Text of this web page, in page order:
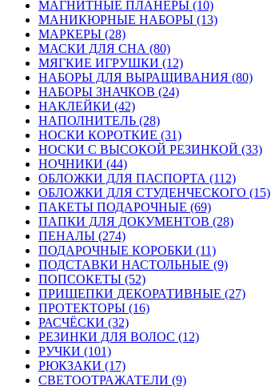
МАГНИТНЫЕ ПЛАНЕРЫ (10)
МАНИКЮРНЫЕ НАБОРЫ (13)
МАРКЕРЫ (28)
МАСКИ ДЛЯ СНА (80)
МЯГКИЕ ИГРУШКИ (12)
НАБОРЫ ДЛЯ ВЫРАЩИВАНИЯ (80)
НАБОРЫ ЗНАЧКОВ (24)
НАКЛЕЙКИ (42)
НАПОЛНИТЕЛЬ (28)
НОСКИ КОРОТКИЕ (31)
НОСКИ С ВЫСОКОЙ РЕЗИНКОЙ (33)
НОЧНИКИ (44)
ОБЛОЖКИ ДЛЯ ПАСПОРТА (112)
ОБЛОЖКИ ДЛЯ СТУДЕНЧЕСКОГО (15)
ПАКЕТЫ ПОДАРОЧНЫЕ (69)
ПАПКИ ДЛЯ ДОКУМЕНТОВ (28)
ПЕНАЛЫ (274)
ПОДАРОЧНЫЕ КОРОБКИ (11)
ПОДСТАВКИ НАСТОЛЬНЫЕ (9)
ПОПСОКЕТЫ (52)
ПРИЩЕПКИ ДЕКОРАТИВНЫЕ (27)
ПРОТЕКТОРЫ (16)
РАСЧЁСКИ (32)
РЕЗИНКИ ДЛЯ ВОЛОС (12)
РУЧКИ (101)
РЮКЗАКИ (17)
СВЕТООТРАЖАТЕЛИ (9)